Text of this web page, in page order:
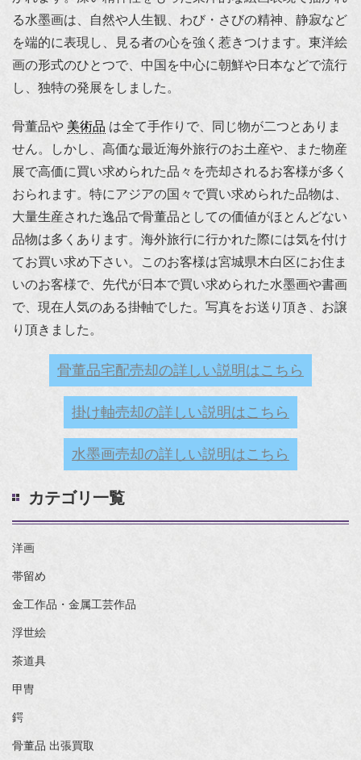
る水墨画は、自然や人生観、わび・さびの精神、静寂など
を端的に表現し、見る者の心を強く惹きつけます。東洋絵
画の形式のひとつで、中国を中心に朝鮮や日本などで流行
し、独特の発展をしました。
骨董品や 美術品 は全て手作りで、同じ物が二つとありま
せん。しかし、高価な最近海外旅行のお土産や、また物産
展で高価に買い求められた品々を売却されるお客様が多く
おられます。特にアジアの国々で買い求められた品物は、
大量生産された逸品で骨董品としての価値がほとんどない
品物は多くあります。海外旅行に行かれた際には気を付け
てお買い求め下さい。このお客様は宮城県木白区にお住ま
いのお客様で、先代が日本で買い求められた水墨画や書画
で、現在人気のある掛軸でした。写真をお送り頂き、お譲
り頂きました。
骨董品宅配売却の詳しい説明はこちら
掛け軸売却の詳しい説明はこちら
水墨画売却の詳しい説明はこちら
カテゴリ一覧
洋画
帯留め
金工作品・金属工芸作品
浮世絵
茶道具
甲冑
鍔
骨董品 出張買取